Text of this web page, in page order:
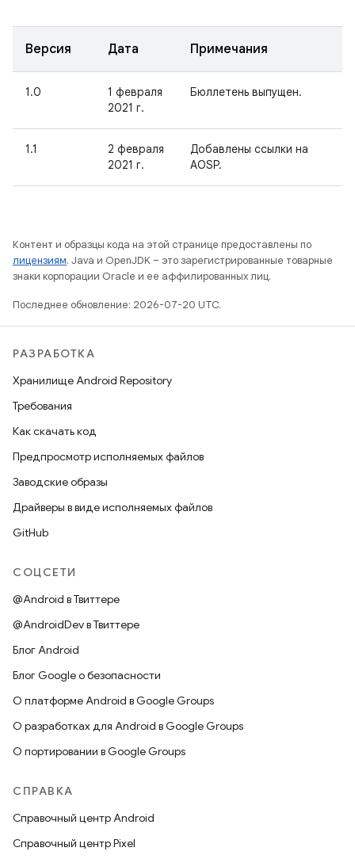
Версия Дата Примечания
1.0
1 февраля
2021 г.
Бюллетень выпущен.
1.1
2 февраля
2021 г.
Добавлены ссылки на
AOSP.
Контент и образцы кода на этой странице предоставлены по
лицензиям. Java и OpenJDK – это зарегистрированные товарные
знаки корпорации Oracle и ее аффилированных лиц.
Последнее обновление: 2026-07-20 UTC.
РАЗРАБОТКА
Хранилище Android Repository
Требования
Как скачать код
Предпросмотр исполняемых файлов
Заводские образы
Драйверы в виде исполняемых файлов
GitHub
СОЦСЕТИ
@Android в Твиттере
@AndroidDev в Твиттере
Блог Android
Блог Google о безопасности
О платформе Android в Google Groups
О разработках для Android в Google Groups
О портировании в Google Groups
СПРАВКА
Справочный центр Android
Справочный центр Pixel